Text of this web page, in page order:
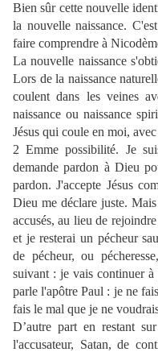
Bien sûr cette nouvelle
la nouvelle naissance.
faire comprendre à
La nouvelle naissance
Lors de la naissance
coulent dans les veines
naissance ou naissance
Jésus qui coule en moi,
2 Emme possibilité. Je
demande pardon à Dieu
pardon. J'accepte Jésus
Dieu me déclare juste.
accusés, au lieu de
et je resterai un pécheur
de pécheur, ou
suivant : je vais continuer à
parle l'apôtre Paul : je ne
fais le mal que je ne
D’autre part en restant
l'accusateur, Satan, de